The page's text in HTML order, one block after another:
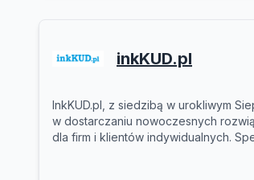
inkKUD.pl
InkKUD.pl, z siedzibą w urokliwym
w dostarczaniu nowoczesnych
dla firm i klientów indywidualnych.